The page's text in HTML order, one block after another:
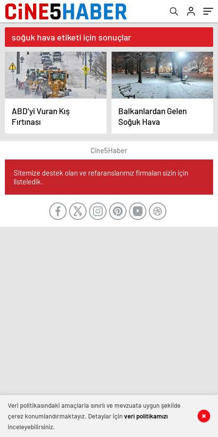
soğuk hava etiketi için sonuçlar
ABD’yi Vuran Kış
Fırtınası
Balkanlardan Gelen
Soğuk Hava
Cine5Haber
Sitemize destek olan ve refaranslarımız firmaları sizin için
listeledik.
Veri politikasındaki amaçlarla sınırlı ve mevzuata uygun şekilde
çerez konumlandırmaktayız. Detaylar içinveri politikamızı
inceleyebilirsiniz.